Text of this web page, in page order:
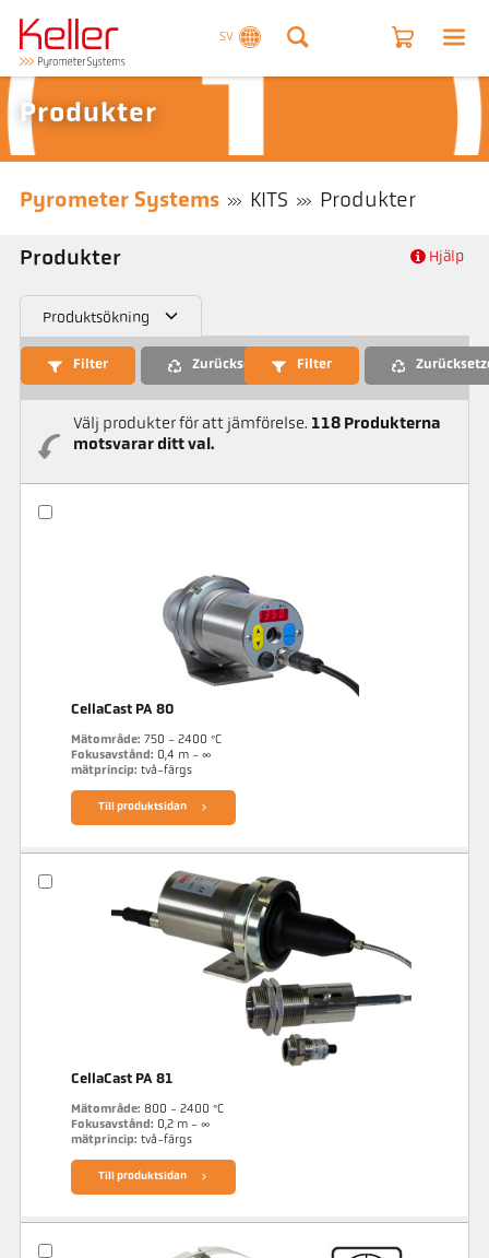
SV
Produkter
Pyrometer Systems KITS Produkter
Produkter Hjälp
Produktsökning
Filter Zurücksetzen Filter
Välj produkter för att jämförelse. 118Produkterna
motsvarar ditt val.
CellaCast PA 80
Mätområde: 750 - 2400 °C
Fokusavstånd: 0,4 m - ∞
mätprincip: två-färgs
Till produktsidan
CellaCast PA 81
Mätområde: 800 - 2400 °C
Fokusavstånd: 0,2 m - ∞
mätprincip: två-färgs
Till produktsidan